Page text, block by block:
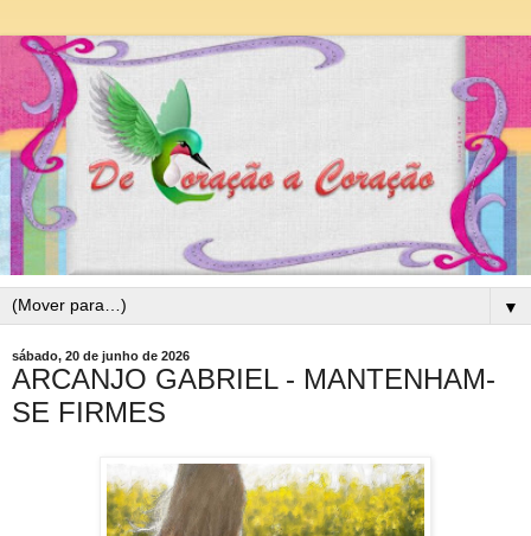
▼
sábado, 20 de junho de 2026
ARCANJO GABRIEL - MANTENHAM-
SE FIRMES